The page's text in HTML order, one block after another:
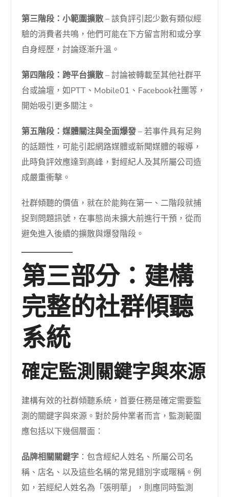
第三階段：小範圍擴散– 該負評引起少數有類似經
驗的消費者共鳴，他們可能在下方留言附和或分享
自身經歷，討論逐漸升溫。
第四階段：跨平台擴散– 討論被轉載至其他社群平
台或論壇，如PTT、Mobile01、Facebook社團等，
開始吸引更多關注。
第五階段：媒體關注與全面爆發– 若事件具有足夠
的話題性，可能引起網路媒體或新聞媒體的報導，
此時負評效應達到高峰，對經紀人及其所屬公司造
成嚴重衝擊。
社群傾聽的價值，就在於能夠在第一、二階段就捕
捉到問題訊號，在事態尚未擴大前進行干預，從而
避免進入後續的擴散與爆發階段。
第三部分：建構
完整的社群傾聽
系統
確定監測關鍵字與來源
建構有效的社群傾聽系統，首要任務是確定需要監
測的關鍵字與來源。對於房仲業者而言，監測範圍
應包括以下幾個層面：
品牌相關關鍵字 ：包含經紀人姓名、所屬公司名
稱、店名、以及這些名稱的常見錯別字或暱稱。例
如，若經紀人姓名為「張明華」，則應同時監測